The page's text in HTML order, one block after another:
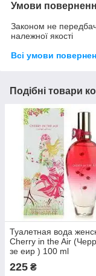
Умови
Законом не
належної якості
Всі умови
Подібні товари
Туалетная вода
Cherry in the Air
зе еир ) 100 ml
225 ₴